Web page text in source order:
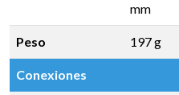
mm
Peso 197 g
Conexiones